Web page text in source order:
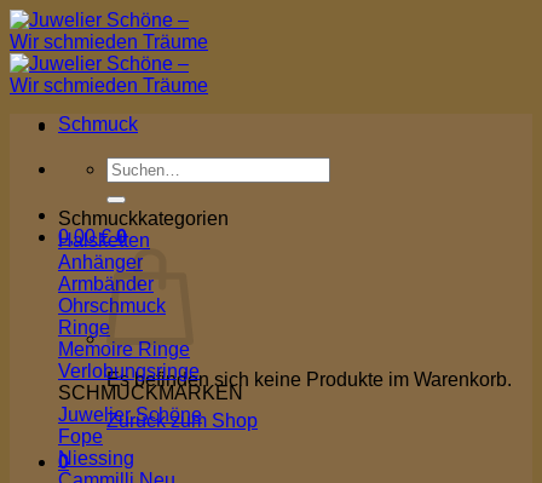
Zum
Inhalt
springen
Suchen
nach:
0,00€ 0
Es befinden sich keine Produkte im Warenkorb.
Zurück zum Shop
0
Schmuck
Schmuckkategorien
Halsketten
Anhänger
Armbänder
Ohrschmuck
Ringe
Memoire Ringe
Verlobungsringe
SCHMUCKMARKEN
Juwelier Schöne
Fope
Niessing